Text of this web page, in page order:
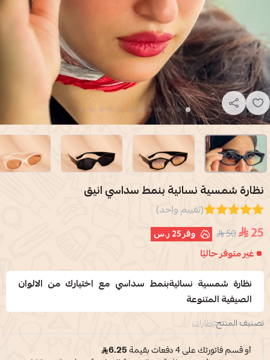
نظارة شمسية نسائية بنمط سداسي انيق
(تقييم واحد)
25
50 وفر25 ر.س
غير متوفر حاليًا
نظارة شمسية نسائيةبنمط سداسي مع اختيارك من الالوان
الصيفية المتنوعة
تصنيف المنتج:نظارات